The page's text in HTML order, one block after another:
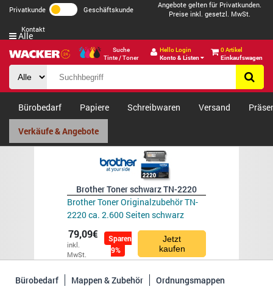
Privatkunde Geschäftskunde
Angebote gelten für Privatkunden.
Preise inkl. gesetzl. MwSt.
Kontakt
Suche
Tinte / Toner
Hello Login
Konto & Listen
0 Artikel
Einkaufswagen
Alle
Bürobedarf Papiere Schreibwaren Versand
Verkäufe & Angebote
Brother Toner schwarz TN-2220
Brother Toner Originalzubehör TN-
2220 ca. 2.600 Seiten schwarz
79,09€
inkl.
MwSt.
Sparen
9%
Jetzt
kaufen
Bürobedarf Mappen & Zubehör Ordnungsmappen